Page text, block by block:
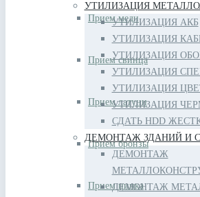
Прием меди
Прием свинца
Прием латуни
Прием бронзы
Прием цинка
УТИЛИЗАЦИЯ
УТИЛИЗАЦИЯ АКБ
УТИЛИЗАЦИЯ
УТИЛИЗАЦИЯ
УТИЛИЗАЦИЯ
УТИЛИЗАЦИЯ
УТИЛИЗАЦИЯ
СДАТЬ HDD
ДЕМОНТАЖ ЗДАНИЙ И
ДЕМОНТАЖ
ДЕМОНТАЖ